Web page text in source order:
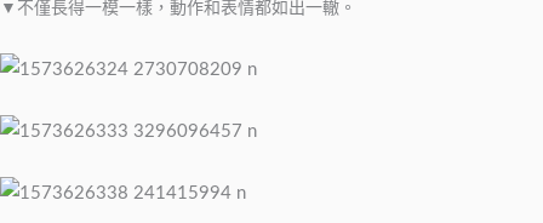
▼不僅長得一模一樣，動作和表情都如出一轍。